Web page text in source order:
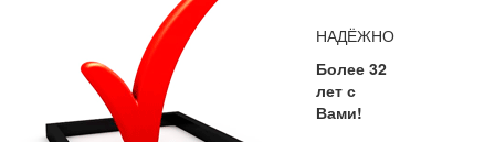
НАДЁЖНО
Более 32
лет с
Вами!